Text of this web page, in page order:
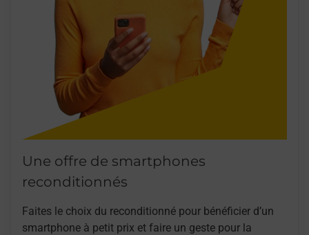
Une offre de smartphones
reconditionnés
Faites le choix du reconditionné pour bénéficier d’un
smartphone à petit prix et faire un geste pour la